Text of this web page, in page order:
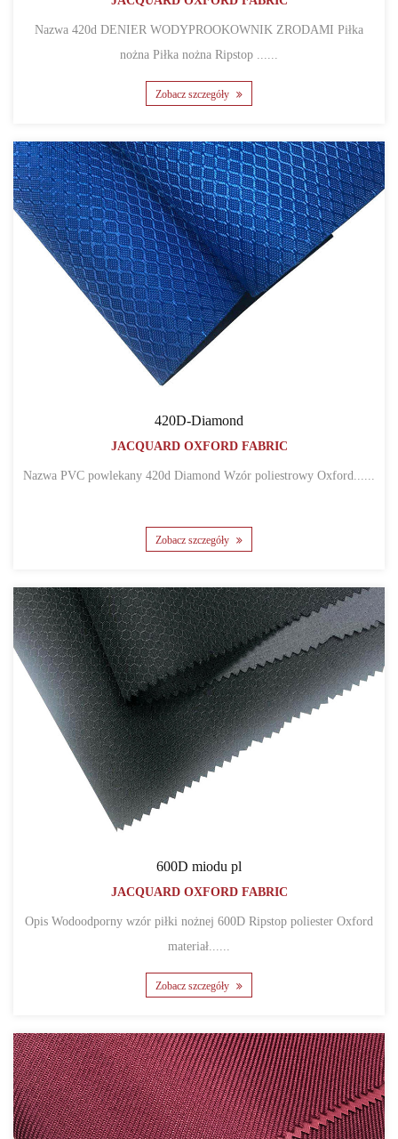
Nazwa 420d DENIER WODYPROOKOWNIK ZRODAMI Piłka
nożna Piłka nożna Ripstop ......
Zobacz szczegóły
420D-Diamond
JACQUARD OXFORD FABRIC
Nazwa PVC powlekany 420d Diamond Wzór poliestrowy Oxford......
Zobacz szczegóły
600D miodu pl
JACQUARD OXFORD FABRIC
Opis Wodoodporny wzór piłki nożnej 600D Ripstop poliester Oxford
materiał......
Zobacz szczegóły